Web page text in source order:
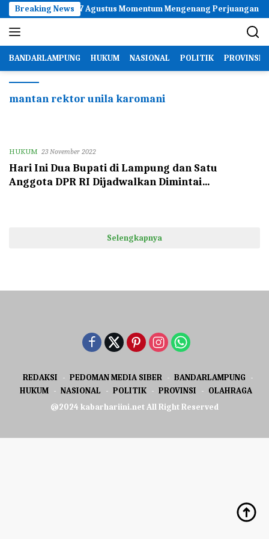
Langsung
ke
konten
Breaking News
Apriditya Sebut 17 Agustus Momentum Mengenang Perjuangan
BANDARLAMPUNG HUKUM NASIONAL POLITIK PROVINSI
mantan rektor unila karomani
HUKUM 23 November 2022
Hari Ini Dua Bupati di Lampung dan Satu
Anggota DPR RI Dijadwalkan Dimintai
Selengkapnya
REDAKSI PEDOMAN MEDIA SIBER
BANDARLAMPUNG
HUKUM
NASIONAL POLITIK PROVINSI
OLAHRAGA
@2024 kabarhariini.net All Right Reserved